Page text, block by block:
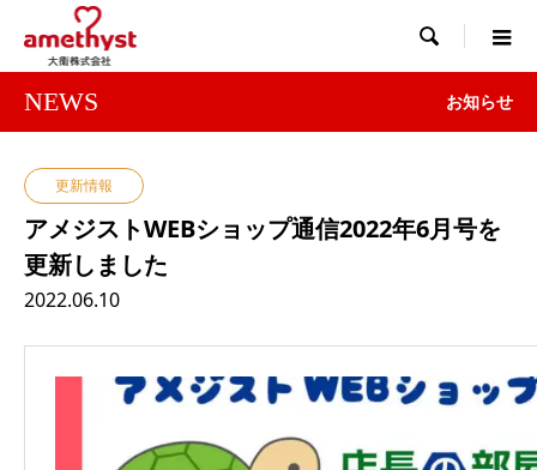

NEWS お知らせ
更新情報
アメジストWEBショップ通信2022年6月号を
更新しました
2022.06.10